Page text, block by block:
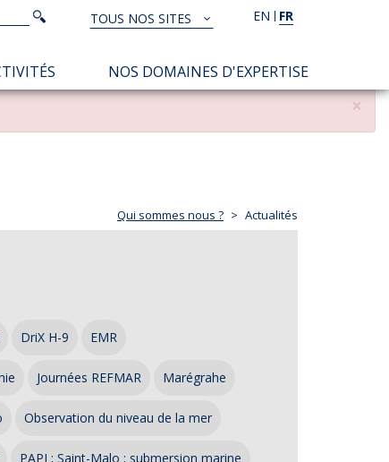
EN FR
TOUS
NOS
SITES
TOUS NOS SITES
Rechercher
Rechercher
NOS DOMAINES D'EXPERTISE
×
Qui sommes nous ? Actualités
DriX H-9 EMR
Journées REFMAR Marégrahe
Observation du niveau de la mer
PAPI ; Saint-Malo ; submersion marine